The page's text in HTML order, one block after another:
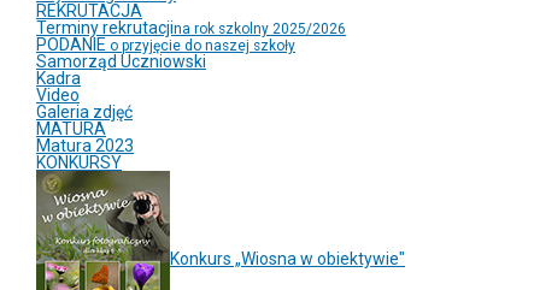
REKRUTACJA
Terminy rekrutacjina rok szkolny 2025/2026
PODANIE o przyjęcie do naszej szkoły
Samorząd Uczniowski
Kadra
Video
Galeria zdjęć
MATURA
Matura 2023
KONKURSY
Konkurs „Wiosna w obiektywie"